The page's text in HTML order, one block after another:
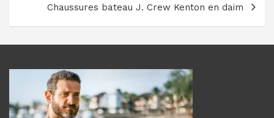
Chaussures bateau J. Crew Kenton en daim